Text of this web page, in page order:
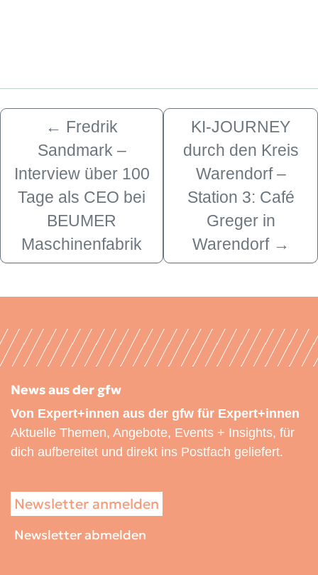
← Fredrik
Sandmark –
Interview über 100
Tage als CEO bei
BEUMER
Maschinenfabrik
KI-JOURNEY
durch den Kreis
Warendorf –
Station 3: Café
Greger in
Warendorf →
News aus der gfw
Von Expert+innen aus der gfw für Expert+innen
Aktuelle Themen, Angebote, Events + Insights, für
dich aufbereitet und direkt ins Postfach geliefert.
Newsletter anmelden
Newsletter abmelden